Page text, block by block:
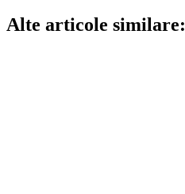
Alte articole similare: